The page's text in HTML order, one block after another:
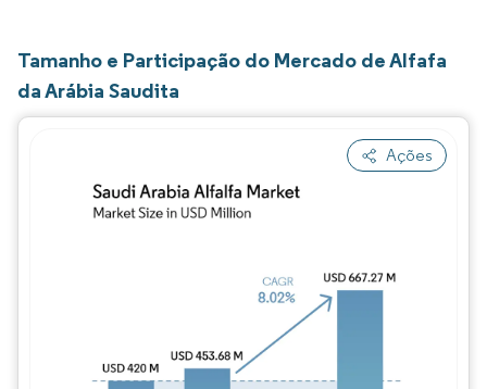
Tamanho e Participação do Mercado de Alfafa
da Arábia Saudita
Ações